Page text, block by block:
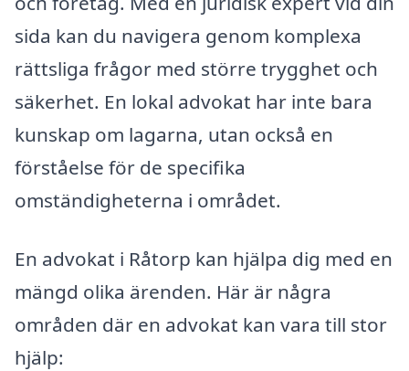
sida kan du navigera genom komplexa
rättsliga frågor med större trygghet och
säkerhet. En lokal advokat har inte bara
kunskap om lagarna, utan också en
förståelse för de specifika
omständigheterna i området.
En advokat i Råtorp kan hjälpa dig med en
mängd olika ärenden. Här är några
områden där en advokat kan vara till stor
hjälp: